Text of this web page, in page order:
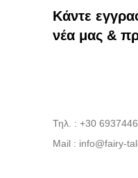
Κάντε
νέα μας &
Τηλ. : +30
Mail : info@fairy-